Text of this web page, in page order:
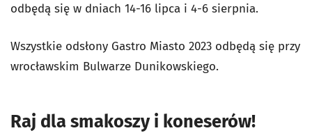
odbędą się w dniach 14-16 lipca i 4-6 sierpnia.
Wszystkie odsłony Gastro Miasto 2023 odbędą się przy
wrocławskim Bulwarze Dunikowskiego.
Raj dla smakoszy i koneserów!